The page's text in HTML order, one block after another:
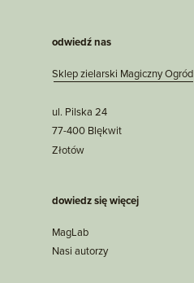
odwiedź nas
Sklep zielarski Magiczny Ogród
ul. Pilska 24
77-400 Blękwit
Złotów
dowiedz się więcej
MagLab
Nasi autorzy